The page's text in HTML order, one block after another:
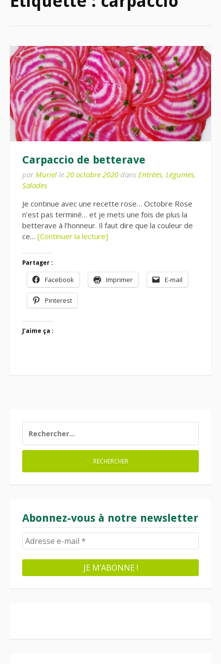
Carpaccio de betterave
par Muriel le 20 octobre 2020 dans Entrées, Légumes,
Salades
Je continue avec une recette rose… Octobre Rose
n’est pas terminé… et je mets une fois de plus la
betterave à l’honneur. Il faut dire que la couleur de
ce… [Continuer la lecture]
Partager :
Facebook Imprimer E-mail
Pinterest
J’aime ça :
Abonnez-vous à notre newsletter